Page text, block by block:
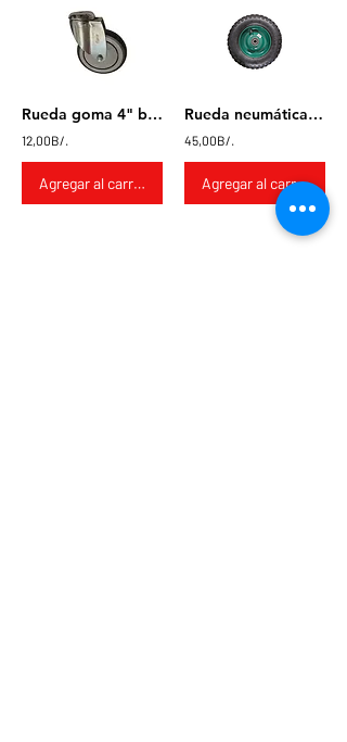
Rueda goma 4" base pasador
12,00B/.
Agregar al carrito
Rueda neumática de 16" con eje de 20 mm
45,00B/.
Agregar al carrito